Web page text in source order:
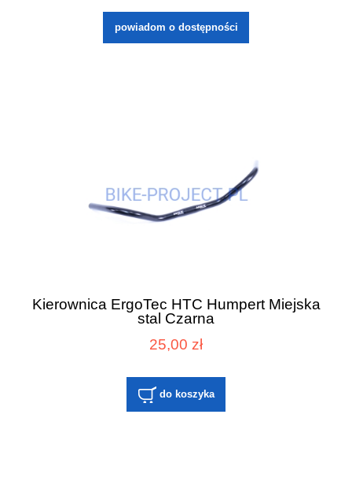
powiadom o dostępności
Kierownica ErgoTec HTC Humpert Miejska
stal Czarna
25,00 zł
do koszyka